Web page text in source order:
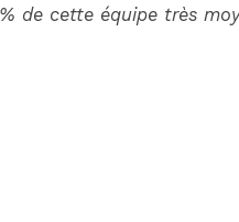
de cette équipe très